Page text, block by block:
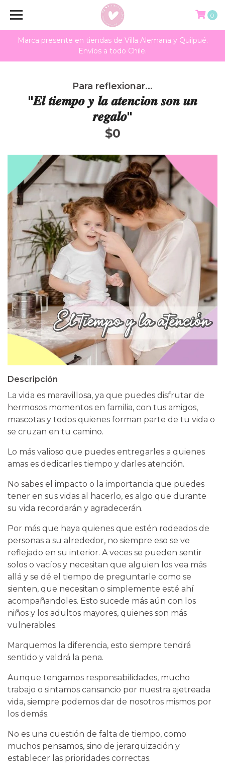
Marca presente en tiendas de Villa Alemana y Quilpué.
Envíos a todo Chile.
0
Para reflexionar...
"𝑬𝒍 𝒕𝒊𝒆𝒎𝒑𝒐 𝒚 𝒍𝒂 𝒂𝒕𝒆𝒏𝒄𝒊𝒐𝒏 𝒔𝒐𝒏 𝒖𝒏
𝒓𝒆𝒈𝒂𝒍𝒐"
$0
Descripción
La vida es maravillosa, ya que puedes disfrutar de
hermosos momentos en familia, con tus amigos,
mascotas y todos quienes forman parte de tu vida o
se cruzan en tu camino.
Lo más valioso que puedes entregarles a quienes
amas es dedicarles tiempo y darles atención.
No sabes el impacto o la importancia que puedes
tener en sus vidas al hacerlo, es algo que durante
su vida recordarán y agradecerán.
Por más que haya quienes que estén rodeados de
personas a su alrededor, no siempre eso se ve
reflejado en su interior. A veces se pueden sentir
solos o vacíos y necesitan que alguien los vea más
allá y se dé el tiempo de preguntarle como se
sienten, que necesitan o simplemente esté ahí
acompañandoles. Esto sucede más aún con los
niños y los adultos mayores, quienes son más
vulnerables.
Marquemos la diferencia, esto siempre tendrá
sentido y valdrá la pena.
Aunque tengamos responsabilidades, mucho
trabajo o sintamos cansancio por nuestra ajetreada
vida, siempre podemos dar de nosotros mismos por
los demás.
No es una cuestión de falta de tiempo, como
muchos pensamos, sino de jerarquización y
establecer las prioridades correctas.